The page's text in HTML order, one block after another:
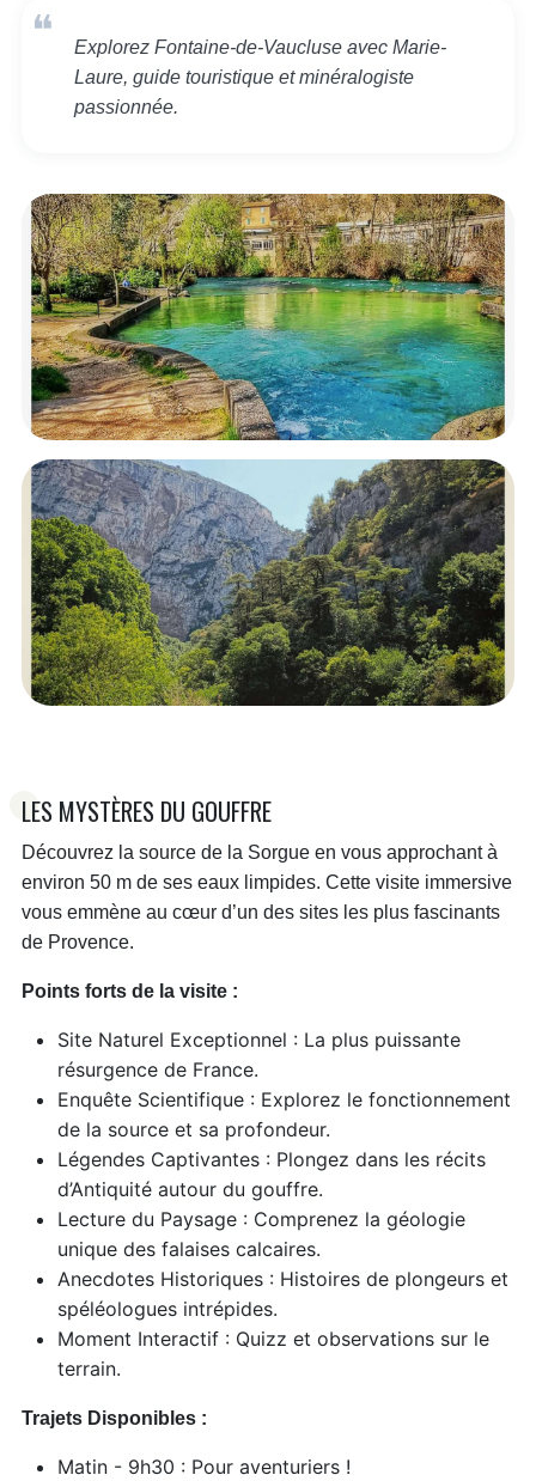
Explorez Fontaine-de-Vaucluse avec Marie-
Laure, guide touristique et minéralogiste
passionnée.
LES MYSTÈRES DU GOUFFRE
Découvrez la source de la Sorgue en vous approchant à
environ 50 m de ses eaux limpides. Cette visite immersive
vous emmène au cœur d’un des sites les plus fascinants
de Provence.
Points forts de la visite :
Site Naturel Exceptionnel : La plus puissante
résurgence de France.
Enquête Scientifique : Explorez le fonctionnement
de la source et sa profondeur.
Légendes Captivantes : Plongez dans les récits
d’Antiquité autour du gouffre.
Lecture du Paysage : Comprenez la géologie
unique des falaises calcaires.
Anecdotes Historiques : Histoires de plongeurs et
spéléologues intrépides.
Moment Interactif : Quizz et observations sur le
terrain.
Trajets Disponibles :
Matin - 9h30 : Pour aventuriers !